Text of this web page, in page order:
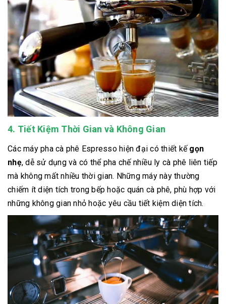
4. Tiết Kiệm Thời Gian và Không Gian
Các máy pha cà phê Espresso hiện đại có thiết kế gọn
nhẹ, dễ sử dụng và có thể pha chế nhiều ly cà phê liên tiếp
mà không mất nhiều thời gian. Những máy này thường
chiếm ít diện tích trong bếp hoặc quán cà phê, phù hợp với
những không gian nhỏ hoặc yêu cầu tiết kiệm diện tích.